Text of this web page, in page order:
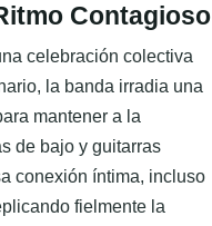
Contagioso
celebración colectiva
la banda irradia una
mantener a la
de bajo y guitarras
conexión íntima, incluso
fielmente la